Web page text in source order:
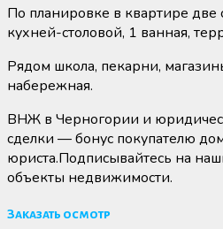
По планировке в квартире две
кухней-столовой, 1 ванная,
Рядом школа, пекарни,
набережная.
ВНЖ в Черногории и
сделки — бонус покупателю
юриста.Подписывайтесь на
объекты недвижимости.
Заказать осмотр